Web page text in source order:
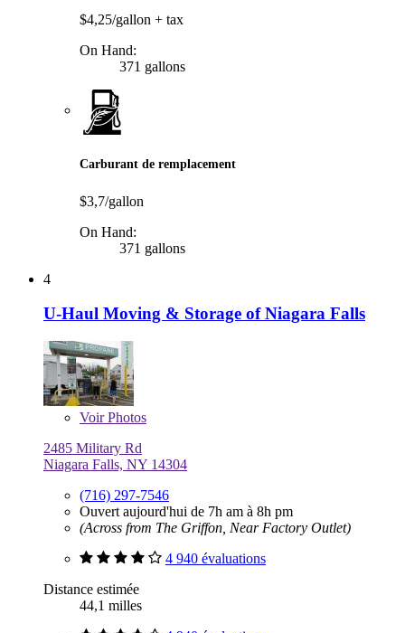
$4,25/gallon + tax
On Hand:
371 gallons
Carburant de remplacement
$3,7/gallon
On Hand:
371 gallons
4
U-Haul Moving & Storage of Niagara Falls
VoirPhotos
2485 Military Rd
Niagara Falls, NY 14304
(716) 297-7546
Ouvert aujourd'hui de 7h am à 8h pm
(Across from The Griffon, Near Factory Outlet)
4 940 évaluations
Distance estimée
44,1 milles